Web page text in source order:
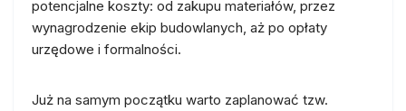
potencjalne koszty: od zakupu materiałów, przez
wynagrodzenie ekip budowlanych, aż po opłaty
urzędowe i formalności.
Już na samym początku warto zaplanować tzw.